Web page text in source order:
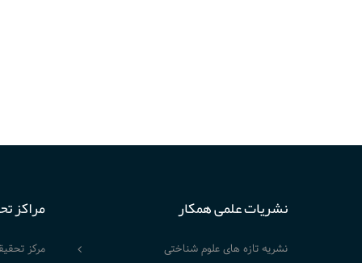
نشریات علمی همکار
نشریه تازه های علوم شناختی
مراکز
مرکز